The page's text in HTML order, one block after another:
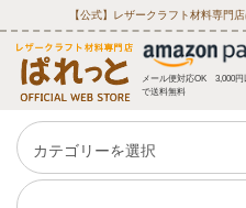
【公式】レザークラフト材料専門
メール便対応OK 3,000円
で送料無料